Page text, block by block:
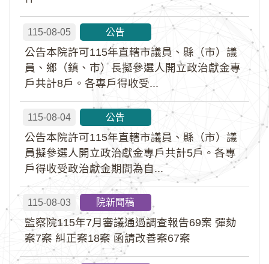
115-08-05 公告
公告本院許可115年直轄市議員、縣（市）議
員、鄉（鎮、市）長擬參選人開立政治獻金專
戶共計8戶。各專戶得收受...
115-08-04 公告
公告本院許可115年直轄市議員、縣（市）議
員擬參選人開立政治獻金專戶共計5戶。各專
戶得收受政治獻金期間為自...
115-08-03 院新聞稿
監察院115年7月審議通過調查報告69案 彈劾
案7案 糾正案18案 函請改善案67案